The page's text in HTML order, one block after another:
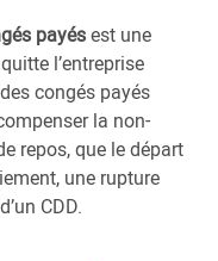
payésest une
l’entreprise
congés payés
la non-
repos, que le départ
une rupture
CDD.